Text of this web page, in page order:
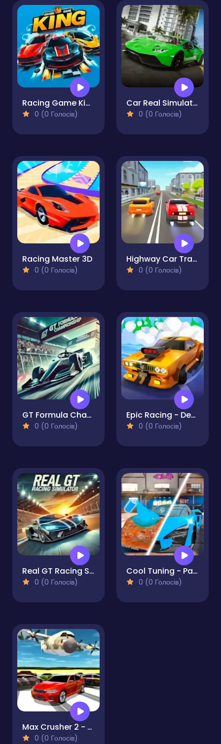
Racing Game King HP
0 (0 Голосів)
Car Real Simulator
0 (0 Голосів)
Racing Master 3D
0 (0 Голосів)
Highway Car Traffic Racer
0 (0 Голосів)
GT Formula Championship
0 (0 Голосів)
Epic Racing - Descent on Cars
0 (0 Голосів)
Real GT Racing Simulator
0 (0 Голосів)
Cool Tuning - Paint the Car
0 (0 Голосів)
Max Crusher 2 - Destruction Drift and Racing!
0 (0 Голосів)